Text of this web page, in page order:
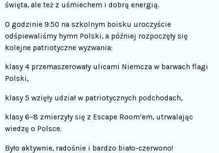
święta, ale też z uśmiechem i dobrą energią.
O godzinie 9:50 na szkolnym boisku uroczyście
odśpiewaliśmy hymn Polski, a później rozpoczęły się
kolejne patriotyczne wyzwania:
klasy 4 przemaszerowały ulicami Niemcza w barwach flagi
Polski,
klasy 5 wzięły udział w patriotycznych podchodach,
klasy 6–8 zmierzyły się z Escape Room’em, utrwalając
wiedzę o Polsce.
Było aktywnie, radośnie i bardzo biało-czerwono!